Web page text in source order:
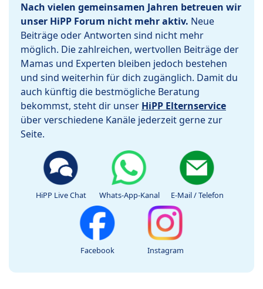
Nach vielen gemeinsamen Jahren betreuen wir
unser HiPP Forum nicht mehr aktiv. Neue
Beiträge oder Antworten sind nicht mehr
möglich. Die zahlreichen, wertvollen Beiträge der
Mamas und Experten bleiben jedoch bestehen
und sind weiterhin für dich zugänglich. Damit du
auch künftig die bestmögliche Beratung
bekommst, steht dir unser HiPP Elternservice
über verschiedene Kanäle jederzeit gerne zur
Seite.
HiPP Live Chat Whats-App-Kanal E-Mail / Telefon
Facebook Instagram